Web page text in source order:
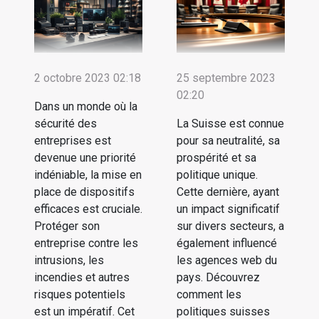
2 octobre 2023 02:18
Dans un monde où la
sécurité des
entreprises est
devenue une priorité
indéniable, la mise en
place de dispositifs
efficaces est cruciale.
Protéger son
entreprise contre les
intrusions, les
incendies et autres
risques potentiels
est un impératif. Cet
25 septembre 2023
02:20
La Suisse est connue
pour sa neutralité, sa
prospérité et sa
politique unique.
Cette dernière, ayant
un impact significatif
sur divers secteurs, a
également influencé
les agences web du
pays. Découvrez
comment les
politiques suisses